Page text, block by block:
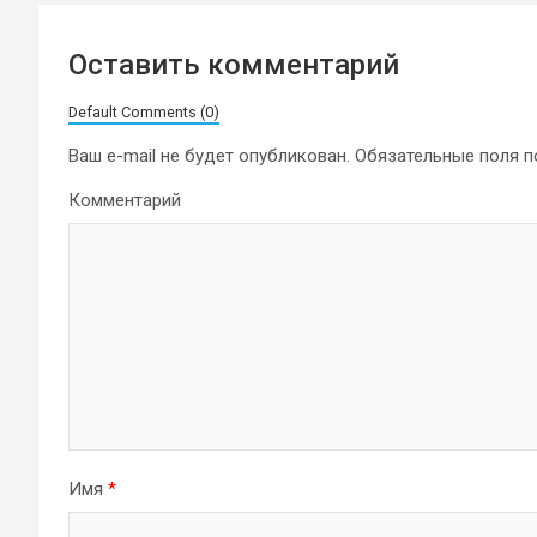
Оставить комментарий
Default Comments (0)
Ваш e-mail не будет опубликован. Обязательные поля
Комментарий
Имя *